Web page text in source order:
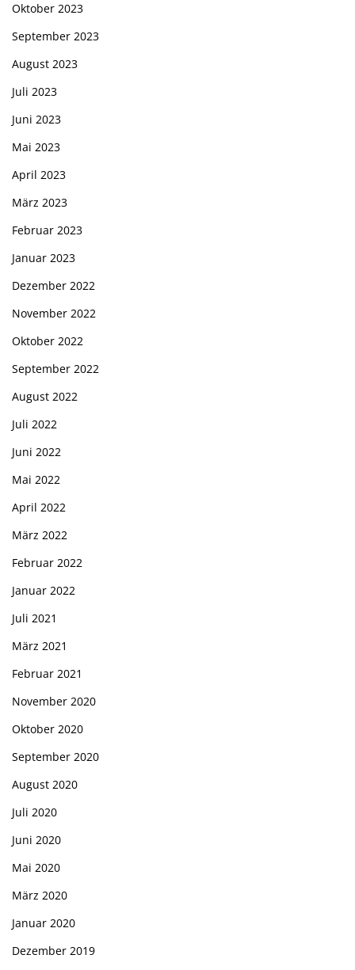
Oktober 2023
September 2023
August 2023
Juli 2023
Juni 2023
Mai 2023
April 2023
März 2023
Februar 2023
Januar 2023
Dezember 2022
November 2022
Oktober 2022
September 2022
August 2022
Juli 2022
Juni 2022
Mai 2022
April 2022
März 2022
Februar 2022
Januar 2022
Juli 2021
März 2021
Februar 2021
November 2020
Oktober 2020
September 2020
August 2020
Juli 2020
Juni 2020
Mai 2020
März 2020
Januar 2020
Dezember 2019